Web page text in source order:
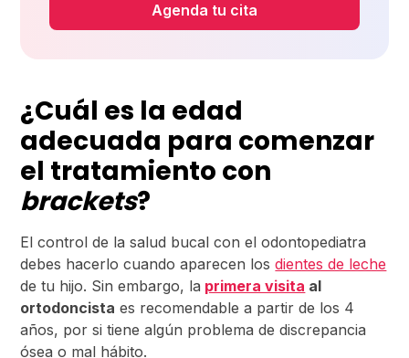
Agenda tu cita
¿Cuál es la edad
adecuada para comenzar
el tratamiento con
brackets?
El control de la salud bucal con el odontopediatra
debes hacerlo cuando aparecen losdientes de leche
de tu hijo. Sin embargo, la primera visita al
ortodoncista es recomendable a partir de los 4
años, por si tiene algún problema de discrepancia
ósea o mal hábito.